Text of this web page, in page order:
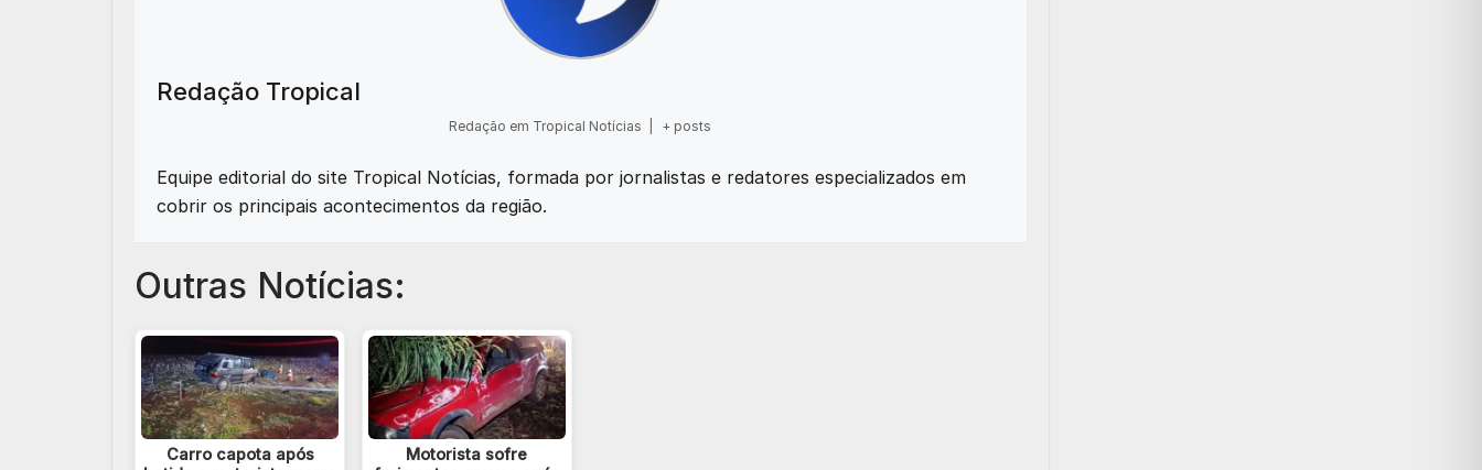
Redação Tropical
Redação em Tropical Notícias + posts
Equipe editorial do site Tropical Notícias, formada por jornalistas e redatores especializados em
cobrir os principais acontecimentos da região.
Outras Notícias:
Carro capota após
Motorista sofre